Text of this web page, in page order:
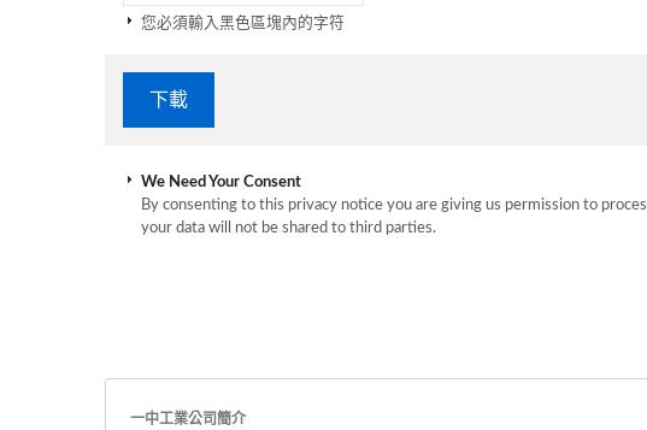
您必須輸入黑色區塊內的字符
We Need Your Consent
By consenting to this privacy notice you are giving us permission to
your data will not be shared to third parties.
一中工業公司簡介